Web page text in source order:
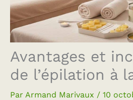
Avantages et
de l’épilation à
Par Armand Marivaux / 10